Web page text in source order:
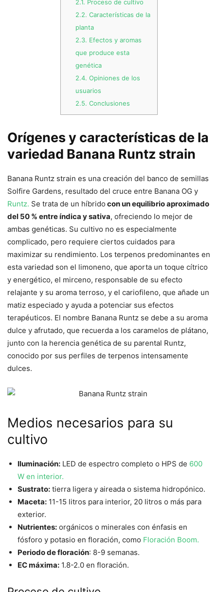
2.1. Proceso de cultivo
2.2. Características de la
planta
2.3. Efectos y aromas
que produce esta
genética
2.4. Opiniones de los
usuarios
2.5. Conclusiones
Orígenes y características de la
variedad Banana Runtz strain
Banana Runtz strain es una creación del banco de semillas
Solfire Gardens, resultado del cruce entre Banana OG y
Runtz. Se trata de un híbrido con un equilibrio aproximado
del 50 % entre índica y sativa, ofreciendo lo mejor de
ambas genéticas. Su cultivo no es especialmente
complicado, pero requiere ciertos cuidados para
maximizar su rendimiento. Los terpenos predominantes en
esta variedad son el limoneno, que aporta un toque cítrico
y energético, el mirceno, responsable de su efecto
relajante y su aroma terroso, y el cariofileno, que añade un
matiz especiado y ayuda a potenciar sus efectos
terapéuticos. El nombre Banana Runtz se debe a su aroma
dulce y afrutado, que recuerda a los caramelos de plátano,
junto con la herencia genética de su parental Runtz,
conocido por sus perfiles de terpenos intensamente
dulces.
Medios necesarios para su
cultivo
Iluminación: LED de espectro completo o HPS de 600
W en interior.
Sustrato: tierra ligera y aireada o sistema hidropónico.
Maceta: 11-15 litros para interior, 20 litros o más para
exterior.
Nutrientes: orgánicos o minerales con énfasis en
fósforo y potasio en floración, como Floración Boom.
Periodo de floración: 8-9 semanas.
EC máxima: 1.8-2.0 en floración.